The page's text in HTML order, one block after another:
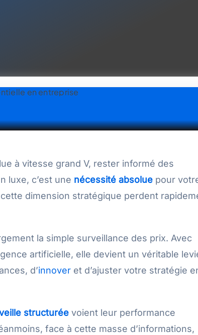
à vitesse grand V, rester informé des
luxe, c’est une nécessité absoluepour
dimension stratégique perdent
la simple surveillance des prix. Avec
artificielle, elle devient un véritable
d’innoveret d’ajuster votre stratégie
structuréevoient leur performance
face à cette masse d’informations,